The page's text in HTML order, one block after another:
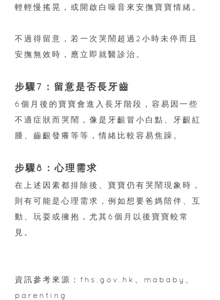
輕輕慢搖晃，或開啟白噪音來安撫寶寶情緒。
不過得留意，若一次哭鬧超過2小時未停而且
安撫無效時，應立即就醫診治。
步驟7：留意是否長牙齒
6個月後的寶寶會進入長牙階段，容易因一些
不適症狀而哭鬧，像是牙齦冒小白點、牙齦紅
腫、齒齦發癢等等，情緒比較容易焦躁。
步驟8：心理需求
在上述因素都排除後、寶寶仍有哭鬧現象時，
則有可能是心理需求，例如想要爸媽陪伴、互
動、玩耍或擁抱，尤其6個月以後寶寶較常
見。
資訊參考來源：fhs.gov.hk、mababy、
parenting